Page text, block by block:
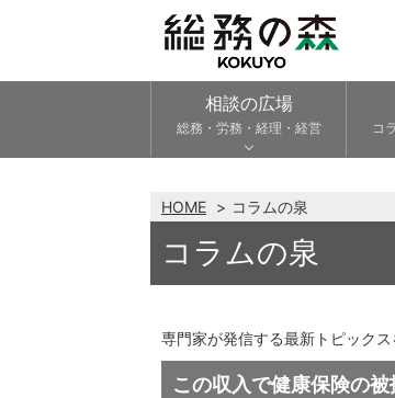
相談の広場
総務・労務・経理・経営 コ
HOME コラムの泉
コラムの泉
専門家が発信する最新トピック
この収入で健康保険の